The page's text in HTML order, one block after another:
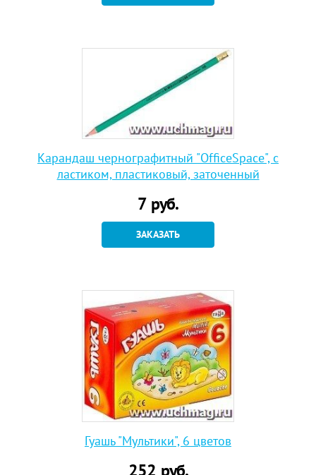
Карандаш чернографитный "OfficeSpace", с
ластиком, пластиковый, заточенный
7руб.
ЗАКАЗАТЬ
Гуашь "Мультики", 6 цветов
252 руб.